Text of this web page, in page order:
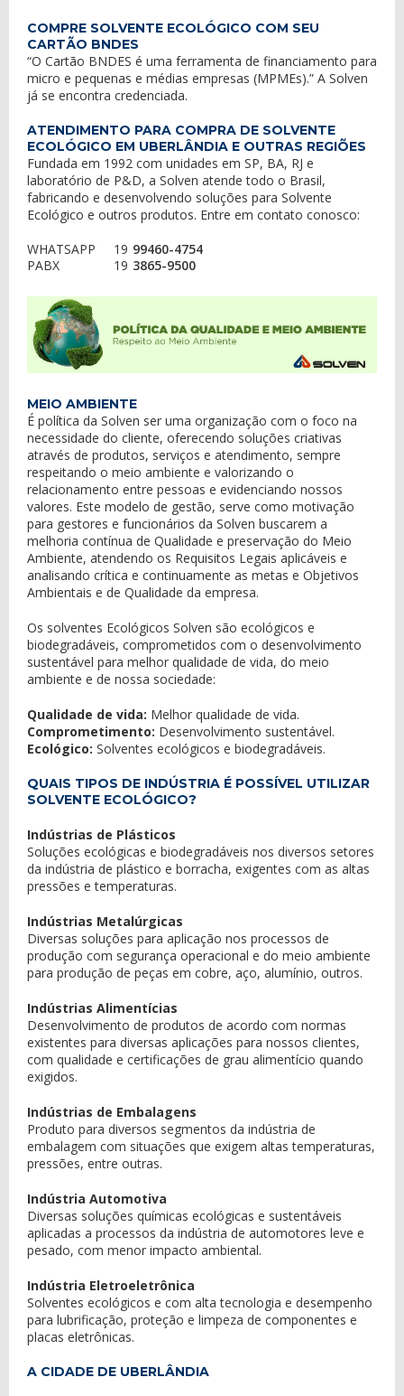
COMPRE SOLVENTE ECOLÓGICO COM SEU
CARTÃO BNDES
“O Cartão BNDES é uma ferramenta de financiamento para
micro e pequenas e médias empresas (MPMEs).” A Solven
já se encontra credenciada.
ATENDIMENTO PARA COMPRA DE SOLVENTE
ECOLÓGICO EM UBERLÂNDIA E OUTRAS REGIÕES
Fundada em 1992 com unidades em SP, BA, RJ e
laboratório de P&D, a Solven atende todo o Brasil,
fabricando e desenvolvendo soluções para Solvente
Ecológico e outros produtos. Entre em contato conosco:
WHATSAPP
PABX
19 99460-4754
19 3865-9500
MEIO AMBIENTE
É política da Solven ser uma organização com o foco na
necessidade do cliente, oferecendo soluções criativas
através de produtos, serviços e atendimento, sempre
respeitando o meio ambiente e valorizando o
relacionamento entre pessoas e evidenciando nossos
valores. Este modelo de gestão, serve como motivação
para gestores e funcionários da Solven buscarem a
melhoria contínua de Qualidade e preservação do Meio
Ambiente, atendendo os Requisitos Legais aplicáveis e
analisando crítica e continuamente as metas e Objetivos
Ambientais e de Qualidade da empresa.
Os solventes Ecológicos Solven são ecológicos e
biodegradáveis, comprometidos com o desenvolvimento
sustentável para melhor qualidade de vida, do meio
ambiente e de nossa sociedade:
Qualidade de vida: Melhor qualidade de vida.
Comprometimento: Desenvolvimento sustentável.
Ecológico: Solventes ecológicos e biodegradáveis.
QUAIS TIPOS DE INDÚSTRIA É POSSÍVEL UTILIZAR
SOLVENTE ECOLÓGICO?
Indústrias de Plásticos
Soluções ecológicas e biodegradáveis nos diversos setores
da indústria de plástico e borracha, exigentes com as altas
pressões e temperaturas.
Indústrias Metalúrgicas
Diversas soluções para aplicação nos processos de
produção com segurança operacional e do meio ambiente
para produção de peças em cobre, aço, alumínio, outros.
Indústrias Alimentícias
Desenvolvimento de produtos de acordo com normas
existentes para diversas aplicações para nossos clientes,
com qualidade e certificações de grau alimentício quando
exigidos.
Indústrias de Embalagens
Produto para diversos segmentos da indústria de
embalagem com situações que exigem altas temperaturas,
pressões, entre outras.
Indústria Automotiva
Diversas soluções químicas ecológicas e sustentáveis
aplicadas a processos da indústria de automotores leve e
pesado, com menor impacto ambiental.
Indústria Eletroeletrônica
Solventes ecológicos e com alta tecnologia e desempenho
para lubrificação, proteção e limpeza de componentes e
placas eletrônicas.
A CIDADE DE UBERLÂNDIA